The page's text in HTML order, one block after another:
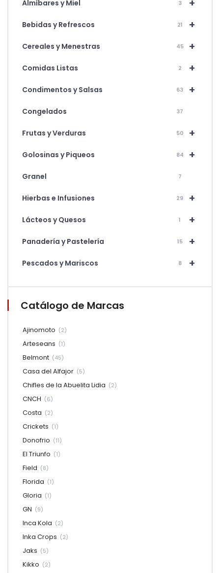
+
Almíbares y Miel 3
+
Bebidas y Refrescos 21
+
Cereales y Menestras 45
+
Comidas Listas 2
+
Condimentos y Salsas 63
Congelados 37
+
Frutas y Verduras 50
+
Golosinas y Piqueos 84
Granel 7
+
Hierbas e Infusiones 29
+
Lácteos y Quesos 1
+
Panadería y Pastelería 15
+
Pescados y Mariscos 8
Catálogo de Marcas
Ajinomoto (2)
Arteseans (1)
Belmont (45)
Casa del Alfajor (5)
Chifles de la Abuelita Lidia (2)
CNCH (6)
Costa (2)
Crickets (1)
Donofrio (11)
El Triunfo (1)
Field (8)
Florida (1)
Gloria (1)
GN (9)
Inca Kola (2)
Inka Crops (2)
Jaks (5)
Kikko (2)